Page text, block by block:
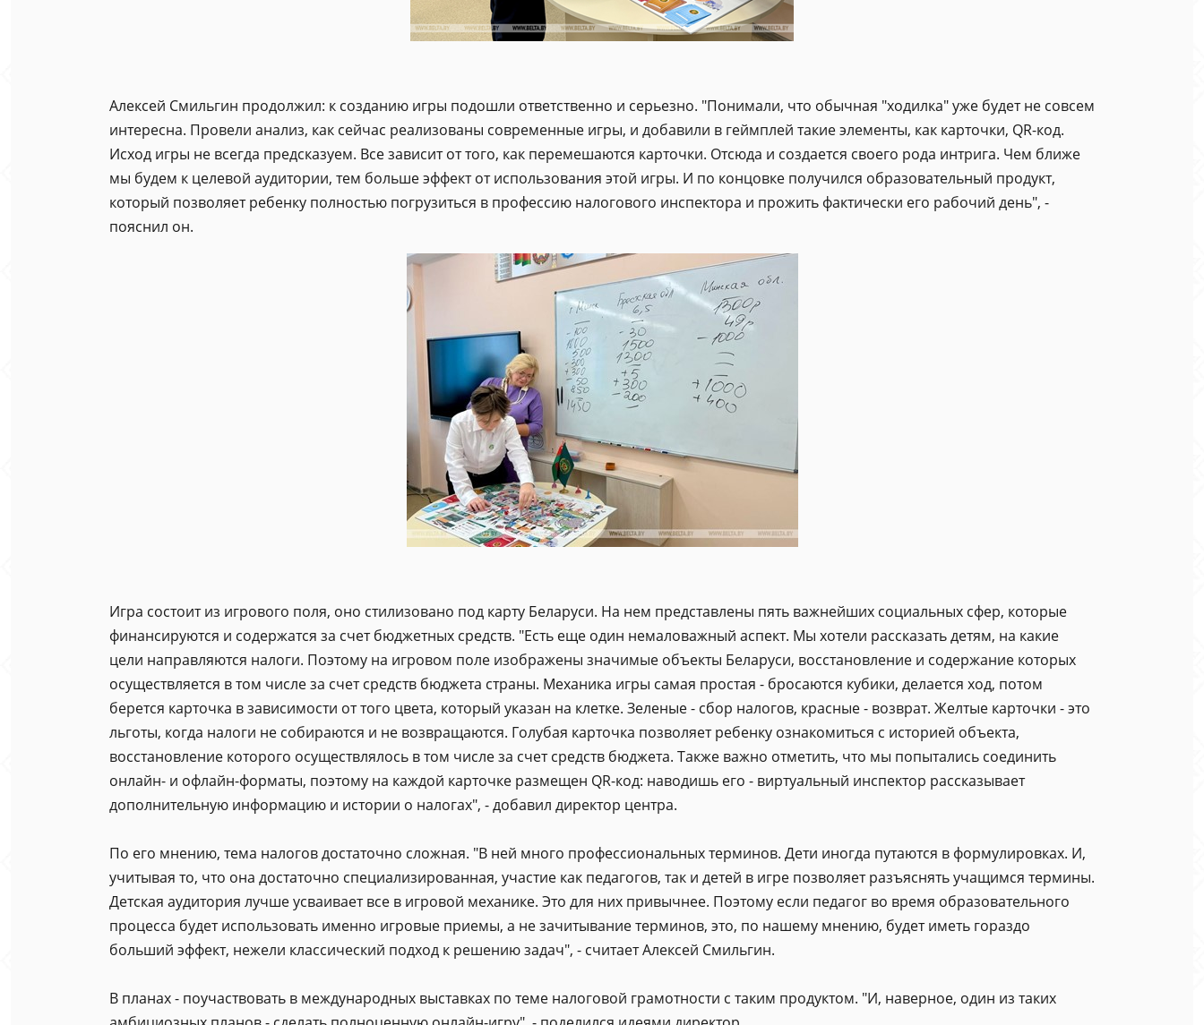
Алексей Смильгин продолжил: к созданию игры подошли ответственно и серьезно. "Понимали, что обычная "ходилка" уже будет не совсем
интересна. Провели анализ, как сейчас реализованы современные игры, и добавили в геймплей такие элементы, как карточки, QR-код.
Исход игры не всегда предсказуем. Все зависит от того, как перемешаются карточки. Отсюда и создается своего рода интрига. Чем ближе
мы будем к целевой аудитории, тем больше эффект от использования этой игры. И по концовке получился образовательный продукт,
который позволяет ребенку полностью погрузиться в профессию налогового инспектора и прожить фактически его рабочий день", -
пояснил он.
Игра состоит из игрового поля, оно стилизовано под карту Беларуси. На нем представлены пять важнейших социальных сфер, которые
финансируются и содержатся за счет бюджетных средств. "Есть еще один немаловажный аспект. Мы хотели рассказать детям, на какие
цели направляются налоги. Поэтому на игровом поле изображены значимые объекты Беларуси, восстановление и содержание которых
осуществляется в том числе за счет средств бюджета страны. Механика игры самая простая - бросаются кубики, делается ход, потом
берется карточка в зависимости от того цвета, который указан на клетке. Зеленые - сбор налогов, красные - возврат. Желтые карточки - это
льготы, когда налоги не собираются и не возвращаются. Голубая карточка позволяет ребенку ознакомиться с историей объекта,
восстановление которого осуществлялось в том числе за счет средств бюджета. Также важно отметить, что мы попытались соединить
онлайн- и офлайн-форматы, поэтому на каждой карточке размещен QR-код: наводишь его - виртуальный инспектор рассказывает
дополнительную информацию и истории о налогах", - добавил директор центра.
По его мнению, тема налогов достаточно сложная. "В ней много профессиональных терминов. Дети иногда путаются в формулировках. И,
учитывая то, что она достаточно специализированная, участие как педагогов, так и детей в игре позволяет разъяснять учащимся термины.
Детская аудитория лучше усваивает все в игровой механике. Это для них привычнее. Поэтому если педагог во время образовательного
процесса будет использовать именно игровые приемы, а не зачитывание терминов, это, по нашему мнению, будет иметь гораздо
больший эффект, нежели классический подход к решению задач", - считает Алексей Смильгин.
В планах - поучаствовать в международных выставках по теме налоговой грамотности с таким продуктом. "И, наверное, один из таких